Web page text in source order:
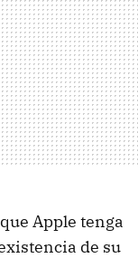
Apple tenga
de su